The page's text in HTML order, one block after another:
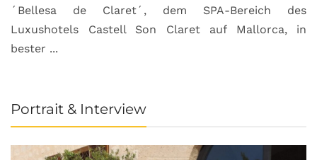
´Bellesa de Claret´, dem SPA-Bereich des
Luxushotels Castell Son Claret auf Mallorca, in
bester ...
Portrait & Interview